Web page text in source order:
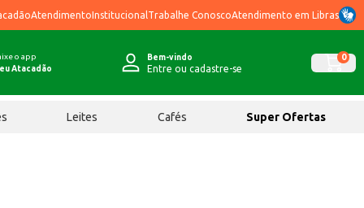
AtendimentoInstitucional Trabalhe ConoscoAtendimento em Libras
o app
Atacadão
Bem-vindo
Entre ou cadastre-se
0
Leites Cafés Super Ofertas